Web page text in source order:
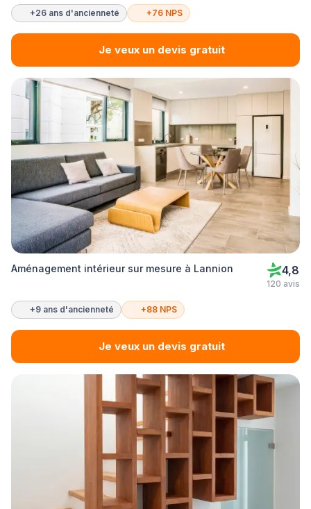
+26 ans d'ancienneté +76 NPS
Je veux un devis gratuit
Aménagement intérieur sur mesure à Lannion 4,8
120 avis
+9 ans d'ancienneté +88 NPS
Je veux un devis gratuit